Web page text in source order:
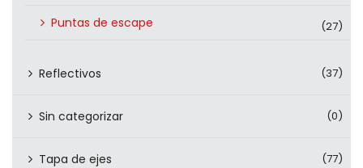
Puntas de escape (27)
Reflectivos (37)
Sin categorizar (0)
Tapa de ejes (77)